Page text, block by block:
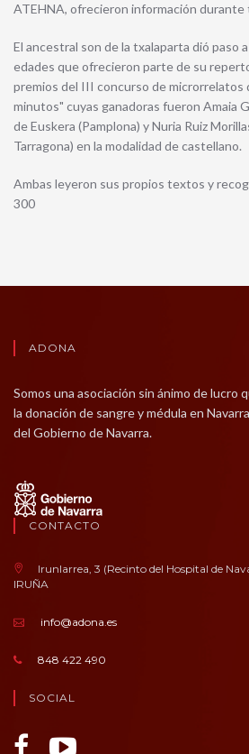
ATEHNA, ofrecieron información durante
El ancestral son de la txalaparta dió paso
edades que ofrecieron parte de su
premios del III concurso de microrrelatos
minutos" cuyas ganadoras fueron Amaia
de Euskera (Pamplona) y Nuria Ruiz
Tarragona) en la modalidad de castellano.
Ambas leyeron sus propios textos y
300
ADONA
Somos una asociación sin ánimo de lucro
la donación de sangre y médula en
del Gobierno de Navarra.
CONTACTO
Irunlarrea, 3 (Recinto del Hospital de
IRUÑA
info@adona.es
848 422 490
SOCIAL